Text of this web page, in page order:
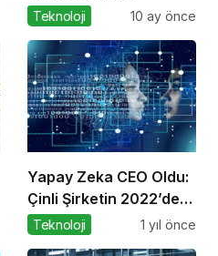
Teknoloji 10 ay önce
Yapay Zeka CEO Oldu:
Çinli Şirketin 2022’de
Attığı Adım Yeniden
Teknoloji 1 yıl önce